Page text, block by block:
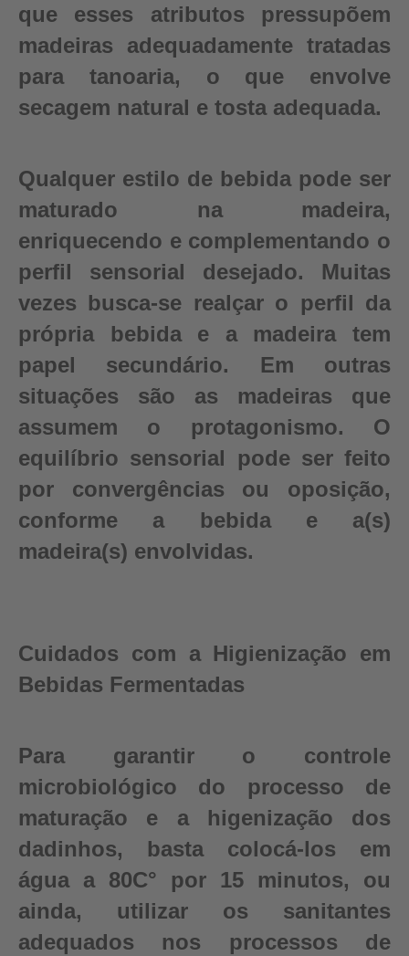
que esses atributos pressupõem
madeiras adequadamente tratadas
para tanoaria, o que envolve
secagem natural e tosta adequada.
Qualquer estilo de bebida pode ser
maturado na madeira,
enriquecendo e complementando o
perfil sensorial desejado. Muitas
vezes busca-se realçar o perfil da
própria bebida e a madeira tem
papel secundário. Em outras
situações são as madeiras que
assumem o protagonismo. O
equilíbrio sensorial pode ser feito
por convergências ou oposição,
conforme a bebida e a(s)
madeira(s) envolvidas.
Cuidados com a Higienização em
Bebidas Fermentadas
Para garantir o controle
microbiológico do processo de
maturação e a higenização dos
dadinhos, basta colocá-los em
água a 80C° por 15 minutos, ou
ainda, utilizar os sanitantes
adequados nos processos de